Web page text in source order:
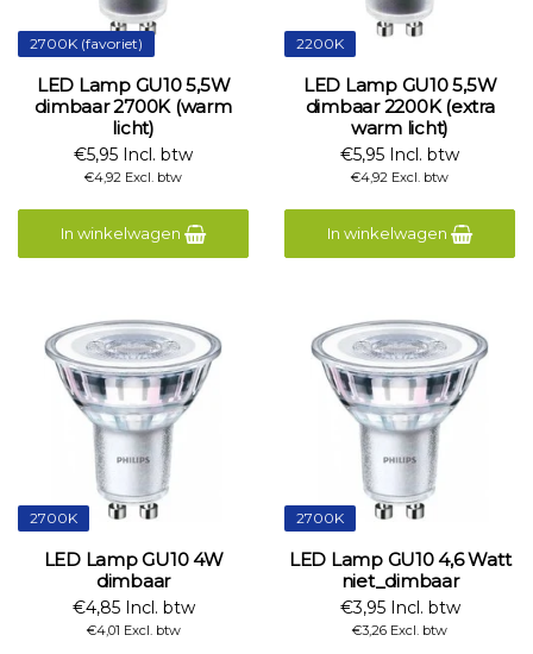
2700K (favoriet)
LED Lamp GU10 5,5W
dimbaar 2700K (warm
licht)
€5,95 Incl. btw
€4,92 Excl. btw
In winkelwagen
2200K
LED Lamp GU10 5,5W
dimbaar 2200K (extra
warm licht)
€5,95 Incl. btw
€4,92 Excl. btw
In winkelwagen
2700K
LED Lamp GU10 4W
dimbaar
€4,85 Incl. btw
€4,01 Excl. btw
2700K
LED Lamp GU10 4,6 Watt
niet_dimbaar
€3,95 Incl. btw
€3,26 Excl. btw